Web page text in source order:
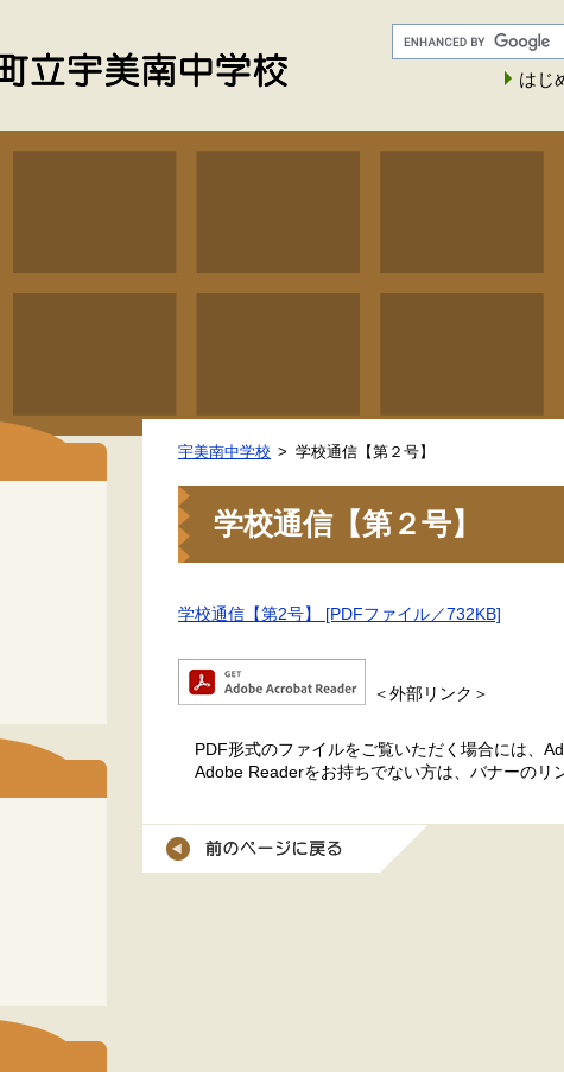
はじ
宇美南中学校 学校通信【第２号】
学校通信【第２号】
学校通信【第2号】 [PDFファイル／732KB]
＜外部リンク＞
PDF形式のファイルをご覧いただく場合には、
Adobe Readerをお持ちでない方は、バナーのリ